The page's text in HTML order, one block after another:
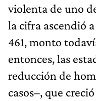
violenta de uno
la cifra ascendió
461, monto
entonces, las
reducción de
casos–, que